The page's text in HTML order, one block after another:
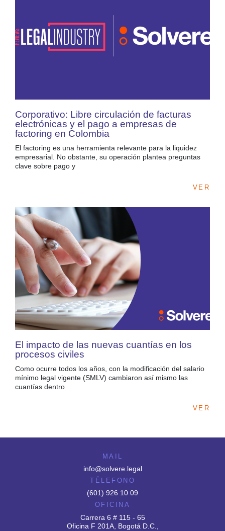
Corporativo: Libre circulación de facturas
electrónicas y el pago a empresas de
factoring en Colombia
El factoring es una herramienta relevante para la liquidez
empresarial. No obstante, su operación plantea preguntas
clave sobre pago y
VER
El impacto de las nuevas cuantías en los
procesos civiles
Como ocurre todos los años, con la modificación del salario
mínimo legal vigente (SMLV) cambiaron así mismo las
cuantías dentro
VER
MAIL
info@solvere.legal
TÉLEFONO
(601) 926 10 09
OFICINA
Carrera 6 # 115 - 65
Oficina F 201A, Bogotá D.C.,